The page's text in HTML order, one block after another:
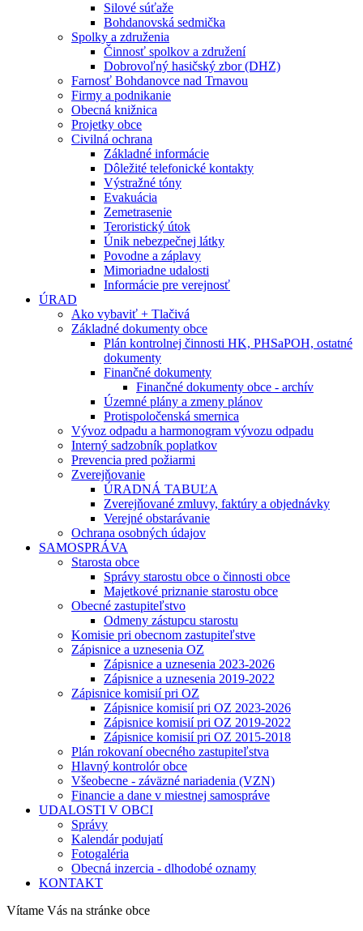
Silové súťaže
Bohdanovská sedmička
Spolky a združenia
Činnosť spolkov a združení
Dobrovoľný hasičský zbor (DHZ)
Farnosť Bohdanovce nad Trnavou
Firmy a podnikanie
Obecná knižnica
Projetky obce
Civilná ochrana
Základné informácie
Dôležité telefonické kontakty
Výstražné tóny
Evakuácia
Zemetrasenie
Teroristický útok
Únik nebezpečnej látky
Povodne a záplavy
Mimoriadne udalosti
Informácie pre verejnosť
ÚRAD
Ako vybaviť + Tlačivá
Základné dokumenty obce
Plán kontrolnej činnosti HK, PHSaPOH, ostatné
dokumenty
Finančné dokumenty
Finančné dokumenty obce - archív
Územné plány a zmeny plánov
Protispoločenská smernica
Vývoz odpadu a harmonogram vývozu odpadu
Interný sadzobník poplatkov
Prevencia pred požiarmi
Zverejňovanie
ÚRADNÁ TABUĽA
Zverejňované zmluvy, faktúry a objednávky
Verejné obstarávanie
Ochrana osobných údajov
SAMOSPRÁVA
Starosta obce
Správy starostu obce o činnosti obce
Majetkové priznanie starostu obce
Obecné zastupiteľstvo
Odmeny zástupcu starostu
Komisie pri obecnom zastupiteľstve
Zápisnice a uznesenia OZ
Zápisnice a uznesenia 2023-2026
Zápisnice a uznesenia 2019-2022
Zápisnice komisií pri OZ
Zápisnice komisií pri OZ 2023-2026
Zápisnice komisií pri OZ 2019-2022
Zápisnice komisií pri OZ 2015-2018
Plán rokovaní obecného zastupiteľstva
Hlavný kontrolór obce
Všeobecne - záväzné nariadenia (VZN)
Financie a dane v miestnej samospráve
UDALOSTI V OBCI
Správy
Kalendár podujatí
Fotogaléria
Obecná inzercia - dlhodobé oznamy
KONTAKT
Vítame Vás na stránke obce